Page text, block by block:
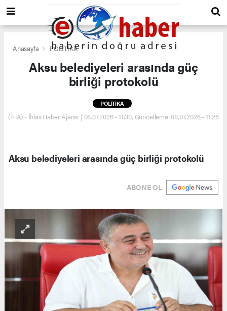
Anasayfa POLİTİKA
Aksu belediyeleri arasında güç
birliği protokolü
POLİTİKA
(İHA) - İhlas Haber Ajansı | 08.07.2026 - 11:30, Güncelleme: 08.07.2026 - 11:26
Aksu belediyeleri arasında güç birliği protokolü
ABONE OL